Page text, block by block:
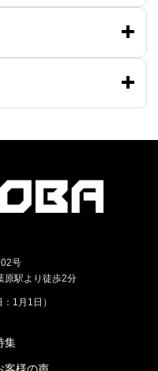
号
原駅より徒歩2分
1月1日）
集